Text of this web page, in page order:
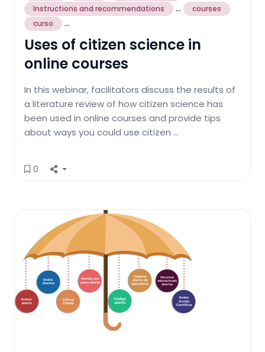
Instructions and recommendations
...
courses
curso
...
Uses of citizen science in
online courses
In this webinar, facilitators discuss the results of
a literature review of how citizen science has
been used in online courses and provide tips
about ways you could use citizen …
0